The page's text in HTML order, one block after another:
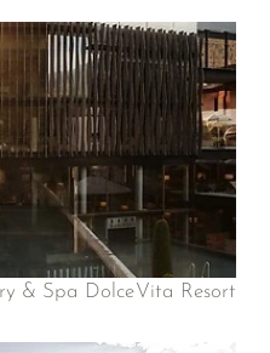
& Spa DolceVita Resort